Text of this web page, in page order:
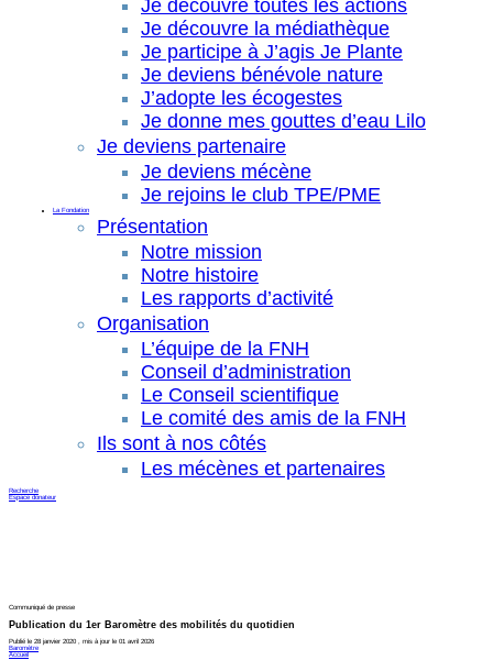
Je découvre toutes les actions
Je découvre la médiathèque
Je participe à J’agis Je Plante
Je deviens bénévole nature
J’adopte les écogestes
Je donne mes gouttes d’eau Lilo
Je deviens partenaire
Je deviens mécène
Je rejoins le club TPE/PME
La Fondation
Présentation
Notre mission
Notre histoire
Les rapports d’activité
Organisation
L’équipe de la FNH
Conseil d’administration
Le Conseil scientifique
Le comité des amis de la FNH
Ils sont à nos côtés
Les mécènes et partenaires
Recherche
Espace donateur
Communiqué de presse
Publication du 1er Baromètre des mobilités du quotidien
Publié le 28 janvier 2020 , mis à jour le 01 avril 2026
Baromètre
Accueil